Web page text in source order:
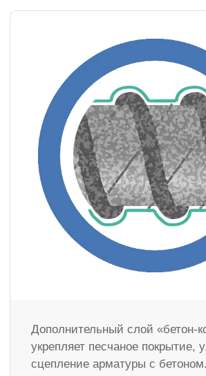
Дополнительный слой «бетон-
укрепляет песчаное покрытие,
сцепление арматуры с бетоном.